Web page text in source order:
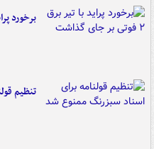
برخورد پراید با
تنظیم